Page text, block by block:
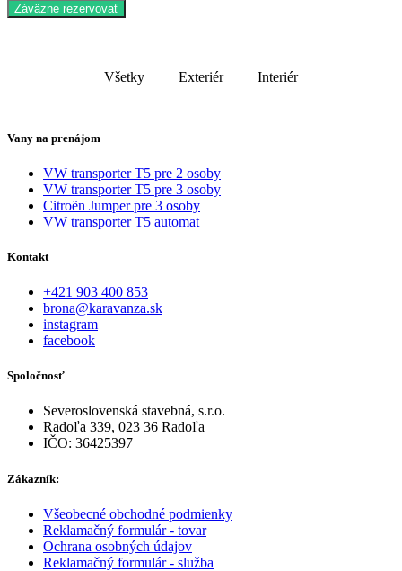
Záväzne rezervovať
Všetky Exteriér Interiér
Vany na prenájom
VW transporter T5 pre 2 osoby
VW transporter T5 pre 3 osoby
Citroën Jumper pre 3 osoby
VW transporter T5 automat
Kontakt
+421 903 400 853
brona@karavanza.sk
instagram
facebook
Spoločnosť
Severoslovenská stavebná, s.r.o.
Radoľa 339, 023 36 Radoľa
IČO: 36425397
Zákazník:
Všeobecné obchodné podmienky
Reklamačný formulár - tovar
Ochrana osobných údajov
Reklamačný formulár - služba